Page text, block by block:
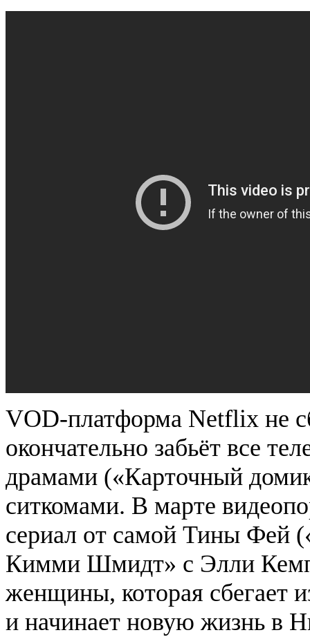
VOD-платформа Netflix не
окончательно забьёт все
драмами («Карточный
ситкомами. В марте
сериал от самой Тины Фей
Кимми Шмидт» с Элли
женщины, которая сбегает
и начинает новую жизнь в